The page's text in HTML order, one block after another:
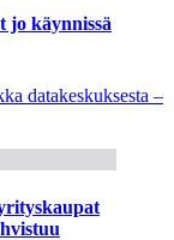
jo käynnissä
datakeskuksesta –